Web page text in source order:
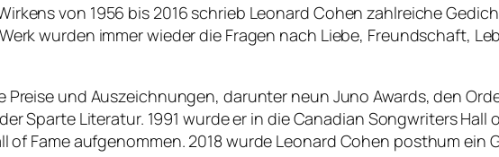
von 1956 bis 2016 schrieb Leonard Cohen zahlreiche
wurden immer wieder die Fragen nach Liebe, Freundschaft,
und Auszeichnungen, darunter neun Juno Awards, den
Sparte Literatur. 1991 wurde er in die Canadian Songwriters Hall
of Fame aufgenommen. 2018 wurde Leonard Cohen posthum ein